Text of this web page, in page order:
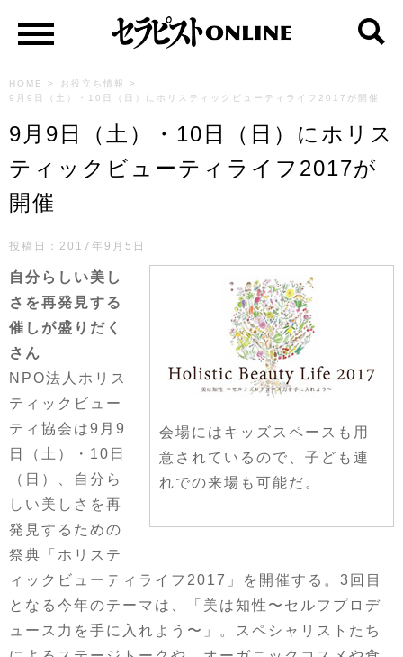
HOME > お役立ち情報
>
9月9日（土）・10日（日）にホリスティックビューティライフ2017が開催
9月9日（土）・10日（日）にホリス
ティックビューティライフ2017が
開催
投稿日：2017年9月5日
会場にはキッズスペースも用
意されているので、子ども連
れでの来場も可能だ。
自分らしい美し
さを再発見する
催しが盛りだく
さん
NPO法人ホリス
ティックビュー
ティ協会は9月9
日（土）・10日
（日）、自分ら
しい美しさを再
発見するための
祭典「ホリステ
ィックビューティライフ2017」を開催する。3回目
となる今年のテーマは、「美は知性〜セルフプロデ
ュース力を手に入れよう〜」。スペシャリストたち